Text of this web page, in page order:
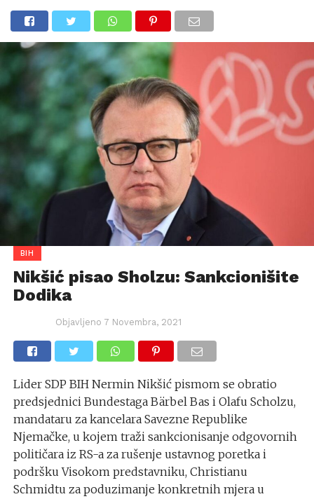
BIH
Nikšić pisao Sholzu: Sankcionišite
Dodika
Objavljeno 7 Novembra, 2021
Lider SDP BIH Nermin Nikšić pismom se obratio
predsjednici Bundestaga Bärbel Bas i Olafu Scholzu,
mandataru za kancelara Savezne Republike
Njemačke, u kojem traži sankcionisanje odgovornih
političara iz RS-a za rušenje ustavnog poretka i
podršku Visokom predstavniku, Christianu
Schmidtu za poduzimanje konkretnih mjera u